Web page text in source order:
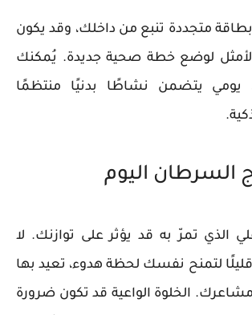
متجددة تنبع من داخلك، وقد يكون
لوضع خطة صحية جديدة. يُمكنك
يومي يتضمن نشاطًا بدنيًا منتظمًا
السرطان اليوم
الذي تمرّ به قد يؤثر على توازنك. لا
لتمنح نفسك لحظة هدوء، تعيد بها
الخلوة الواعية قد تكون ضرورة